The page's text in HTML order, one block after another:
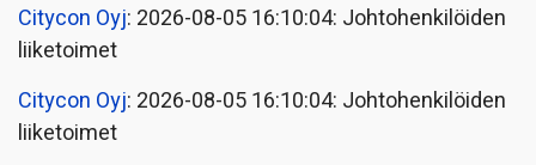
Citycon Oyj: 2026-08-05 16:10:04: Johtohenkilöiden
liiketoimet
Citycon Oyj: 2026-08-05 16:10:04: Johtohenkilöiden
liiketoimet